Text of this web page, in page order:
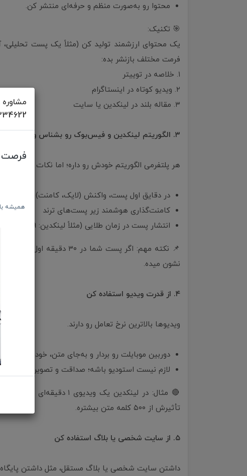
09196334622
فرصت
همیشه
محتوا رو به‌صورت منظم و حرفه‌ای منتشر کن.
🎯 تکنیک:
فرمت مختلف بازنشر بده:
۱. خلاصه در توییتر
۲. ویدیو کوتاه در اینستاگرام
۳. مقاله بلند در لینکدین یا سایت
۳. الگوریتم لینکدین و فیس‌بوک رو بشناس و ازش استفاده کن
هر پلتفرمی الگوریتم خودش رو داره؛ اما نکات مشترک
در دقایق اول پست، واکنش (لایک، کامنت) جمع کن
کامنت‌گذاری هوشمند زیر پست‌های ترند
انتشار پست در زمان طلایی (مثلاً لینکدین: 9 صبح دوشنبه تا چهارشنبه)
📌 نکته مهم: اگر پست شما در
نشون میده.
۴. از قدرت ویدیو استفاده کن
ویدیوها بالاترین نرخ تعامل رو دارند.
دوربین موبایلت رو بردار و به‌جای متن، خودت توضیح
لازم نیست استودیو باشه؛ صداقت و تصویر واضح،
🔴 مثال: در لینکدین یک
تأثیرش از ۵۰۰ کلمه متن بیشتره.
۵. از سایت شخصی یا بلاگ استفاده کن
داشتن سایت شخصی یا بلاگ مستقل، مثل داشتن